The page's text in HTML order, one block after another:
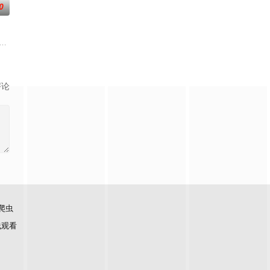
尹浩宇,袁一琦
节目。节目集结全球实力唱将，在每周的直播比拼中高能开唱，
虫
看